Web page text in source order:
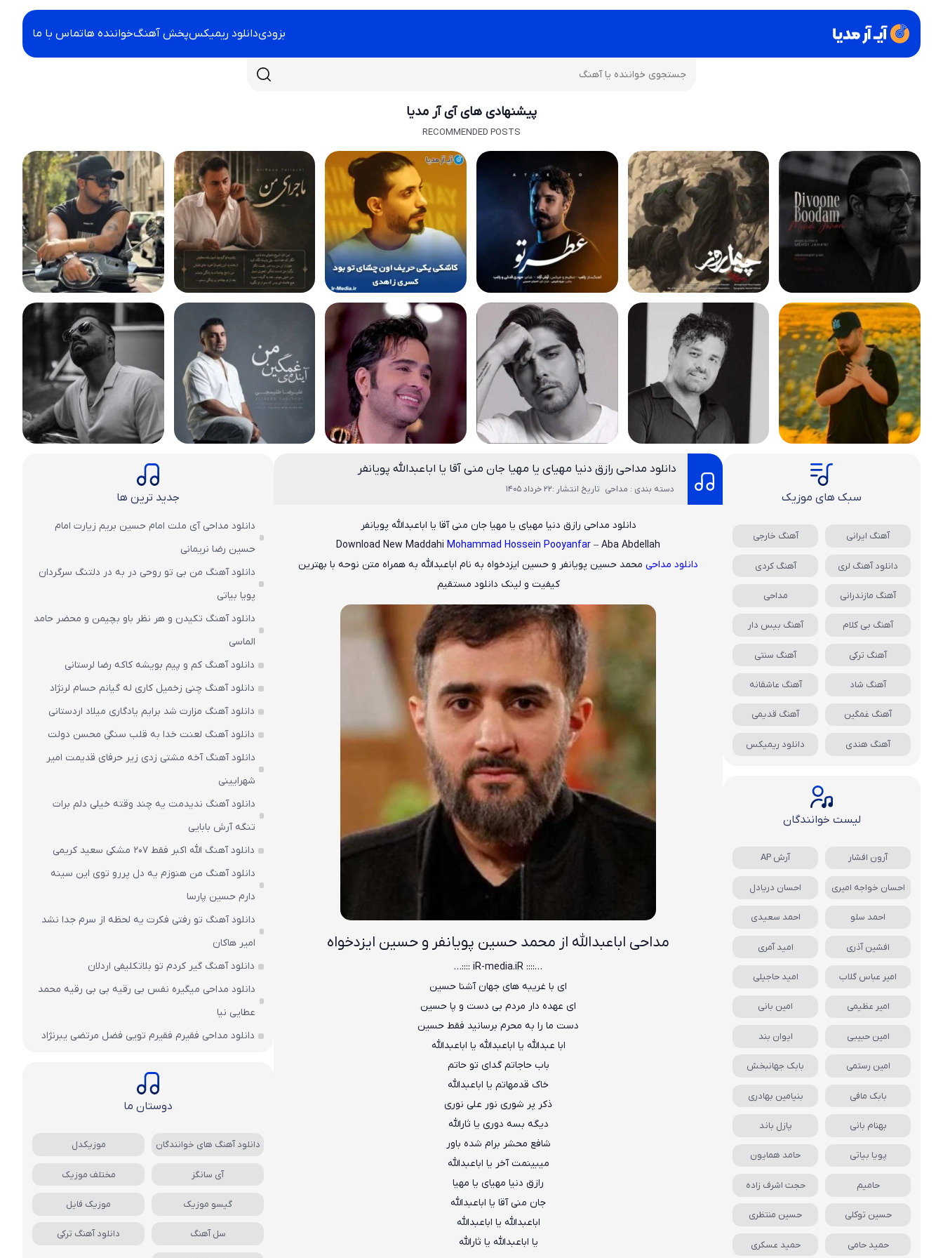
بزودیدانلود ریمیکسپخش آهنگخواننده هاتماس با ما
پیشنهادی های آی آر مدیا
RECOMMENDED POSTS
دانلود مداحی رازق دنیا مهیای یا مهیا جان منی آقا یا اباعبدالله پویانفر
دسته بندی : مداحی تاریخ انتشار :22 خرداد 1405
دانلود مداحی رازق دنیا مهیای یا مهیا جان منی آقا یا اباعبدالله پویانفر
Download New Maddahi Mohammad Hossein Pooyanfar– Aba Abdellah
دانلود مداحی محمد حسین پویانفر و حسین ایزدخواه به نام اباعبدالله به همراه متن نوحه با بهترین
کیفیت و لینک دانلود مستقیم
مداحی اباعبدالله از محمد حسین پویانفر و حسین ایزدخواه
…:::: iR-media.iR ::::…
ای با غریبه های جهان آشنا حسین
ای عهده دار مردم بی دست و پا حسین
دست ما را به محرم برسانید فقط حسین
ابا عبدالله یا اباعبدالله یا اباعبدالله
باب حاجاتم گدای تو حاتم
خاک قدمهاتم یا اباعبدالله
ذکر پر شوری نور علی نوری
دیگه بسه دوری یا ثارالله
شافع محشر برام شده باور
میبینمت آخر یا اباعبدالله
رازق دنیا مهیای یا مهیا
جان منی آقا یا اباعبدالله
اباعبدالله یا اباعبدالله
یا اباعبدالله یا ثارالله
سبک های موزیک
آهنگ ایرانی آهنگ خارجی
دانلود آهنگ لری آهنگ کردی
آهنگ مازندرانی مداحی
آهنگ بی کلام آهنگ بیس دار
آهنگ ترکی آهنگ سنتی
آهنگ شاد آهنگ عاشقانه
آهنگ غمگین آهنگ قدیمی
آهنگ هندی دانلود ریمیکس
لیست خوانندگان
آرون افشار آرش AP
احسان خواجه امیری احسان دریادل
احمد سلو احمد سعیدی
افشین آذری امید آمری
امیر عباس گلاب امید حاجیلی
امیر عظیمی امین بانی
امین حبیبی ایوان بند
امین رستمی بابک جهانبخش
بابک مافی بنیامین بهادری
بهنام بانی پازل باند
پویا بیاتی حامد همایون
حامیم حجت اشرف زاده
حسین توکلی حسین منتظری
حمید حامی حمید عسکری
جدید ترین ها
دانلود مداحی آی ملت امام حسین بریم زیارت امام
حسین رضا نریمانی
دانلود آهنگ من بی تو روحی در به در دلتنگ سرگردان
پویا بیاتی
دانلود آهنگ تکیدن و هر نظر باو بچیمن و محضر حامد
الماسی
دانلود آهنگ کم و پیم بویشه کاکه رضا لرستانی
دانلود آهنگ چنی زخمیل کاری له گیانم حسام لرنژاد
دانلود آهنگ مزارت شد برایم یادگاری میلاد اردستانی
دانلود آهنگ لعنت خدا به قلب سنگی محسن دولت
دانلود آهنگ آخه مشتی زدی زیر حرفای قدیمت امیر
شهرایینی
دانلود آهنگ ندیدمت یه چند وقته خیلی دلم برات
تنگه آرش بابایی
دانلود آهنگ الله اکبر فقط 207 مشکی سعید کریمی
دانلود آهنگ من هنوزم یه دل پررو توی این سینه
دارم حسین پارسا
دانلود آهنگ تو رفتی فکرت یه لحظه از سرم جدا نشد
امیر هاکان
دانلود آهنگ گیر کردم تو بلاتکلیفی اردلان
دانلود مداحی میگیره نفس بی رقیه بی بی رقیه محمد
عطایی نیا
دانلود مداحی فقیرم فقیرم تویی فضل مرتضی یبرنژاد
دوستان ما
دانلود آهنگ های خوانندگان موزیکدل
آی سانگز مختلف موزیک
گیسو موزیک موزیک فایل
سل آهنگ دانلود آهنگ ترکی